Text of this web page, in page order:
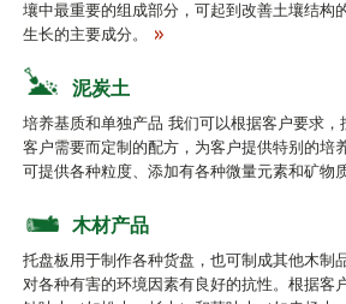
壤中最重要的组成部分，可起到改善土壤结构
生长的主要成分。
泥炭土
培养基质和单独产品 我们可以根据客户要求
客户需要而定制的配方，为客户提供特别的培
可提供各种粒度、添加有各种微量元素和矿物
木材产品
托盘板用于制作各种货盘，也可制成其他木制
对各种有害的环境因素有良好的抗性。根据客